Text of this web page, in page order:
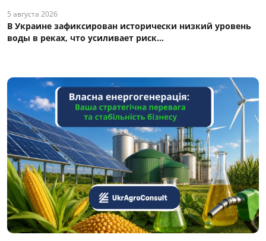
5 августа 2026
В Украине зафиксирован исторически низкий уровень
воды в реках, что усиливает риск...